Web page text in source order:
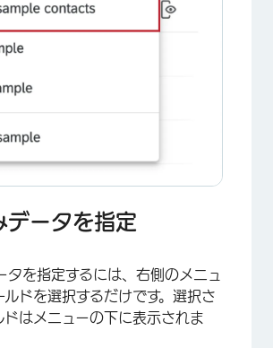
データを指定
タを指定するには、右側のメニュ
ルドを選択するだけです。選択さ
ドはメニューの下に表示されま